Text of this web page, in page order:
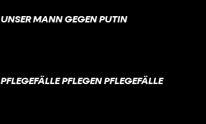
UNSER MANN GEGEN PUTIN
PFLEGEFÄLLE PFLEGEN PFLEGEFÄLLE